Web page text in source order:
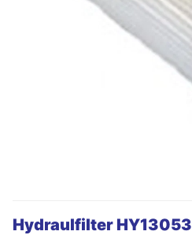
Hydraulfilter HY13053